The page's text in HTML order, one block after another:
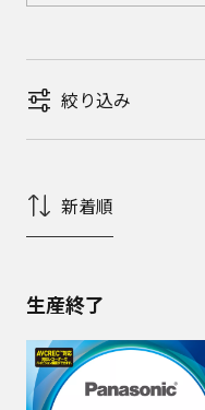
絞り込み
新着順
生産終了